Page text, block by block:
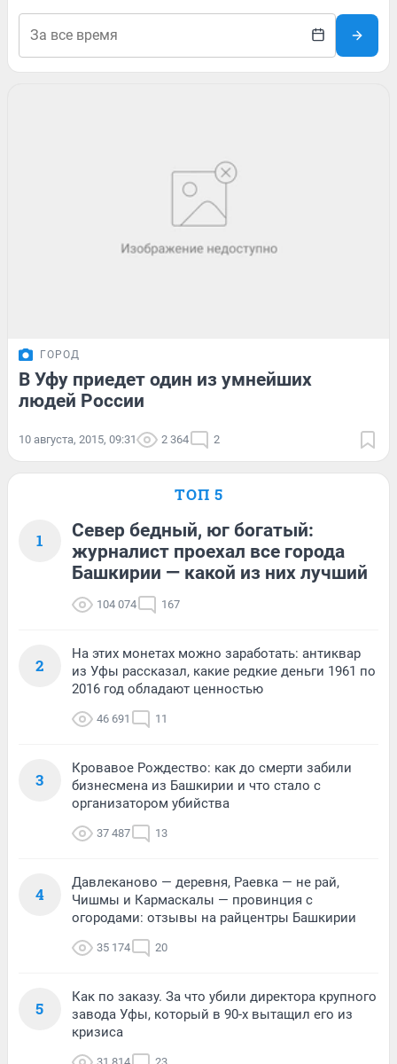
ГОРОД
В Уфу приедет один из умнейших
людей России
10 августа, 2015, 09:31 2 364 2
ТОП 5
1
Север бедный, юг богатый:
журналист проехал все города
Башкирии — какой из них лучший
104 074 167
2
На этих монетах можно заработать: антиквар
из Уфы рассказал, какие редкие деньги 1961 по
2016 год обладают ценностью
46 691 11
3
Кровавое Рождество: как до смерти забили
бизнесмена из Башкирии и что стало с
организатором убийства
37 487 13
4
Давлеканово — деревня, Раевка — не рай,
Чишмы и Кармаскалы — провинция с
огородами: отзывы на райцентры Башкирии
35 174 20
5
Как по заказу. За что убили директора крупного
завода Уфы, который в 90-х вытащил его из
кризиса